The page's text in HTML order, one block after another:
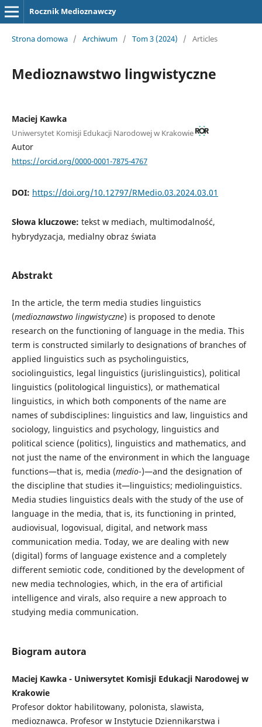
Rocznik Medioznawczy
Strona domowa / Archiwum / Tom 3 (2024) / Articles
Medioznawstwo lingwistyczne
Maciej Kawka
Uniwersytet Komisji Edukacji Narodowej w Krakowie
Autor
https://orcid.org/0000-0001-7875-4767
DOI: https://doi.org/10.12797/RMedio.03.2024.03.01
Słowa kluczowe: tekst w mediach, multimodalność,
hybrydyzacja, medialny obraz świata
Abstrakt
In the article, the term media studies linguistics
(medioznawstwo lingwistyczne) is proposed to denote
research on the functioning of language in the media. This
term is constructed similarly to designations of branches of
applied linguistics such as psycholinguistics,
sociolinguistics, legal linguistics (jurislinguistics), political
linguistics (politological linguistics), or mathematical
linguistics, in which both components of the name are
names of subdisciplines: linguistics and law, linguistics and
sociology, linguistics and psychology, linguistics and
political science (politics), linguistics and mathematics, and
not just the name of the environment in which the language
functions—that is, media (medio-)—and the designation of
the discipline that studies it—linguistics; mediolinguistics.
Media studies linguistics deals with the study of the use of
language in the media, that is, its functioning in printed,
audiovisual, logovisual, digital, and network mass
communication media. Today, we are dealing with new
(digital) forms of language existence and a completely
different semiotic code, conditioned by the development of
new media technologies, which, in the era of artificial
intelligence and virals, also require a new approach to
studying media communication.
Biogram autora
Maciej Kawka - Uniwersytet Komisji Edukacji Narodowej w
Krakowie
Profesor doktor habilitowany, polonista, slawista,
medioznawca. Profesor w Instytucie Dziennikarstwa i